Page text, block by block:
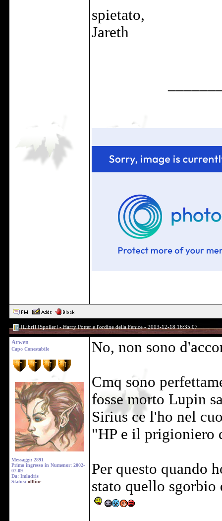
spietato,
Jareth
[Libri] [Spoiler] - Harry Potter e l'ordine della Fenice - 2003-12-18 16:35:07
Arwen
Capo Conestabile
Messaggi: 2891
Primo ingresso in Numenor: 2002-
07-09
Da: Imladris
Status: offline
No, non sono
Cmq sono
fosse morto Lupin
Sirius ce l'ho nel
"HP e il prigioniero
Per questo quando
stato quello